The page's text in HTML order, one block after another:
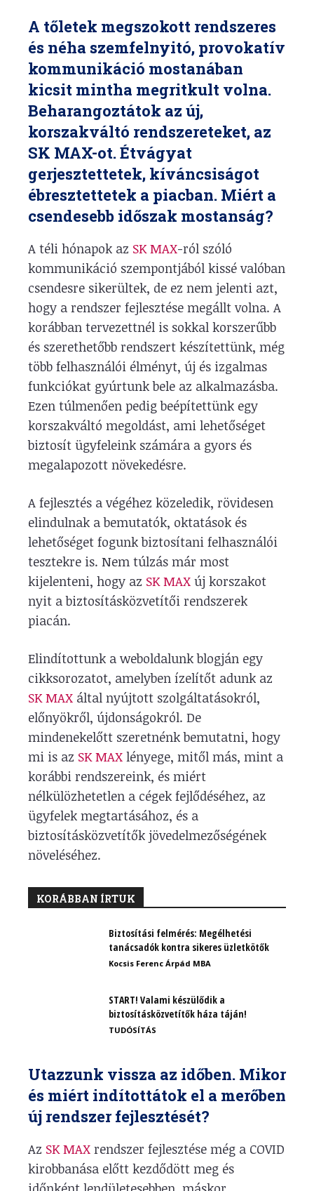
A tőletek megszokott rendszeres
és néha szemfelnyitó, provokatív
kommunikáció mostanában
kicsit mintha megritkult volna.
Beharangoztátok az új,
korszakváltó rendszereteket, az
SK MAX-ot. Étvágyat
gerjesztettetek, kíváncsiságot
ébresztettetek a piacban. Miért a
csendesebb időszak mostanság?
A téli hónapok az SK MAX-ról szóló
kommunikáció szempontjából kissé valóban
csendesre sikerültek, de ez nem jelenti azt,
hogy a rendszer fejlesztése megállt volna. A
korábban tervezettnél is sokkal korszerűbb
és szerethetőbb rendszert készítettünk, még
több felhasználói élményt, új és izgalmas
funkciókat gyúrtunk bele az alkalmazásba.
Ezen túlmenően pedig beépítettünk egy
korszakváltó megoldást, ami lehetőséget
biztosít ügyfeleink számára a gyors és
megalapozott növekedésre.
A fejlesztés a végéhez közeledik, rövidesen
elindulnak a bemutatók, oktatások és
lehetőséget fogunk biztosítani felhasználói
tesztekre is. Nem túlzás már most
kijelenteni, hogy az SK MAX új korszakot
nyit a biztosításközvetítői rendszerek
piacán.
Elindítottunk a weboldalunk blogján egy
cikksorozatot, amelyben ízelítőt adunk az
SK MAX által nyújtott szolgáltatásokról,
előnyökről, újdonságokról. De
mindenekelőtt szeretnénk bemutatni, hogy
mi is az SK MAX lényege, mitől más, mint a
korábbi rendszereink, és miért
nélkülözhetetlen a cégek fejlődéséhez, az
ügyfelek megtartásához, és a
biztosításközvetítők jövedelmezőségének
növeléséhez.
KORÁBBAN ÍRTUK
Biztosítási felmérés: Megélhetési
tanácsadók kontra sikeres üzletkötők
Kocsis Ferenc Árpád MBA
START! Valami készülődik a
biztosításközvetítők háza táján!
TUDÓSÍTÁS
Utazzunk vissza az időben. Mikor
és miért indítottátok el a merőben
új rendszer fejlesztését?
Az SK MAX rendszer fejlesztése még a COVID
kirobbanása előtt kezdődött meg és